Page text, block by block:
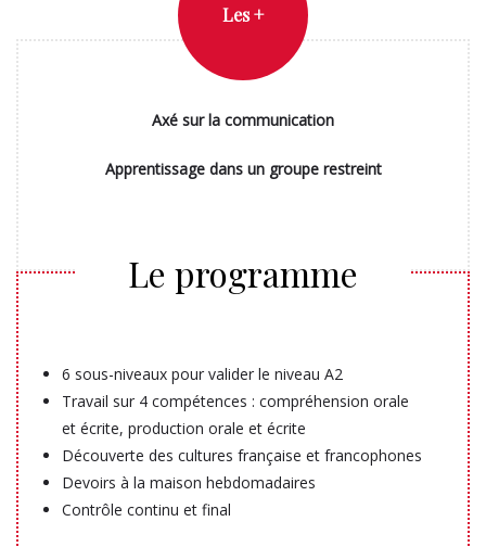
Les +
Axé sur la communication
Apprentissage dans un groupe restreint
Le programme
6 sous-niveaux pour valider le niveau A2
Travail sur 4 compétences : compréhension orale
et écrite, production orale et écrite
Découverte des cultures française et francophones
Devoirs à la maison hebdomadaires
Contrôle continu et final